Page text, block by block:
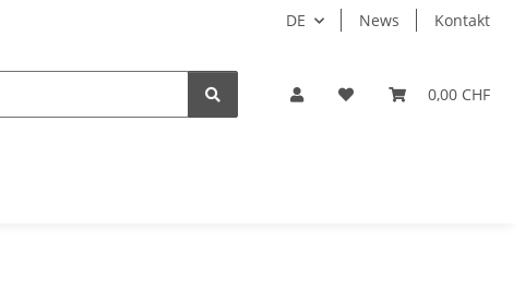
DE News Kontakt
0,00 CHF